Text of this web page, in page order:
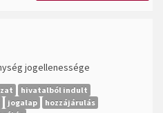
jogellenessége
hivatalból indult
jogalap
hozzájárulás